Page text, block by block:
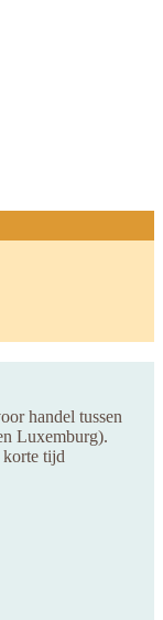
handel tussen
Luxemburg).
tijd